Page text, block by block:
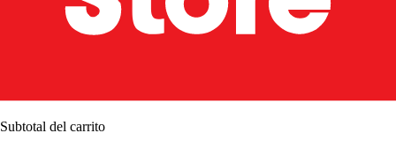
Subtotal del carrito